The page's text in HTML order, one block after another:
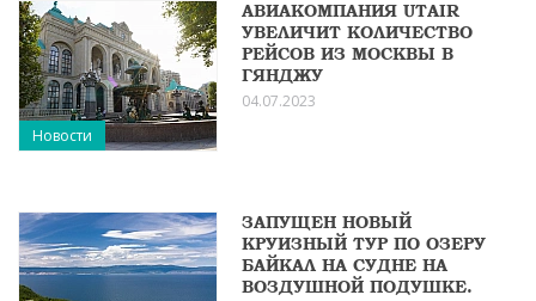
Новости
АВИАКОМПАНИЯ UTAIR
УВЕЛИЧИТ КОЛИЧЕСТВО
РЕЙСОВ ИЗ МОСКВЫ В
ГЯНДЖУ
04.07.2023
ЗАПУЩЕН НОВЫЙ
КРУИЗНЫЙ ТУР ПО ОЗЕРУ
БАЙКАЛ НА СУДНЕ НА
ВОЗДУШНОЙ ПОДУШКЕ.